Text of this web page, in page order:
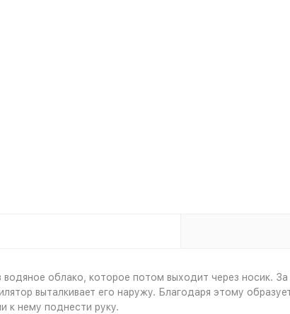
облако, которое потом выходит через носик.
выталкивает его наружу. Благодаря этому
к нему поднести руку.